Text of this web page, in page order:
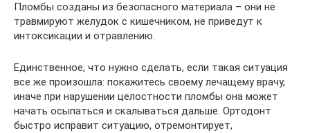
Пломбы созданы из безопасного материала – они не
травмируют желудок с кишечником, не приведут к
интоксикации и отравлению.
Единственное, что нужно сделать, если такая ситуация
все же произошла: покажитесь своему лечащему врачу,
иначе при нарушении целостности пломбы она может
начать осыпаться и скалываться дальше. Ортодонт
быстро исправит ситуацию, отремонтирует,